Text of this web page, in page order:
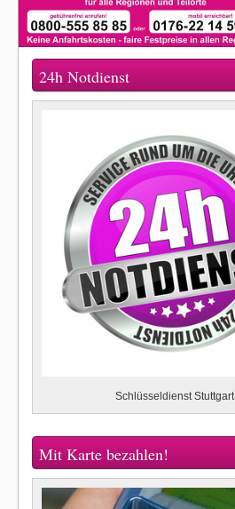
24h Notdienst
Schlüsseldienst Stuttgart
Mit Karte bezahlen!